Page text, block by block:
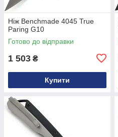
Ніж Benchmade 4045 True
Paring G10
Готово до відправки
1 503 ₴
Купити